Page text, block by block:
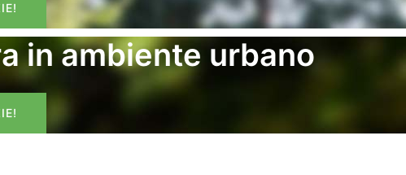
in ambiente urbano